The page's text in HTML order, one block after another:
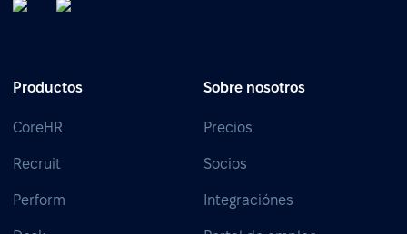
Productos
CoreHR
Recruit
Perform
Sobre nosotros
Precios
Socios
Integraciónes